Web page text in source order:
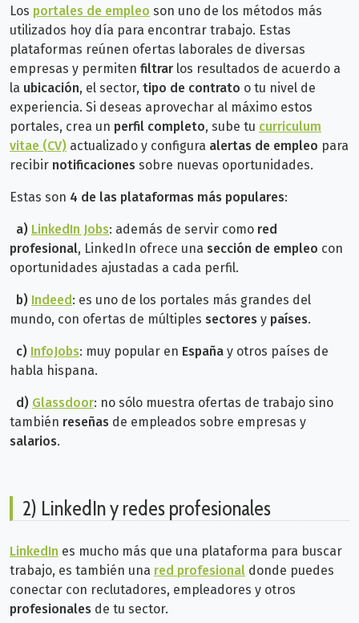
Los portales de empleo son uno de los métodos más
utilizados hoy día para encontrar trabajo. Estas
plataformas reúnen ofertas laborales de diversas
empresas y permiten filtrar los resultados de acuerdo a
la ubicación, el sector, tipo de contrato o tu nivel de
experiencia. Si deseas aprovechar al máximo estos
portales, crea un perfil completo, sube tu curriculum
vitae (CV) actualizado y configura alertas de empleo para
recibir notificaciones sobre nuevas oportunidades.
Estas son 4 de las plataformas más populares:
a) LinkedIn Jobs: además de servir como red
profesional, LinkedIn ofrece una sección de empleo con
oportunidades ajustadas a cada perfil.
b) Indeed : es uno de los portales más grandes del
mundo, con ofertas de múltiples sectores y países.
c) InfoJobs: muy popular en España y otros países de
habla hispana.
d) Glassdoor: no sólo muestra ofertas de trabajo sino
también reseñas de empleados sobre empresas y
salarios.
2) LinkedIn y redes profesionales
LinkedIn es mucho más que una plataforma para buscar
trabajo, es también una red profesional donde puedes
conectar con reclutadores, empleadores y otros
profesionales de tu sector.